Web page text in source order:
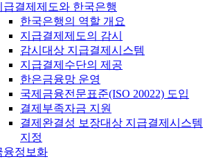
급결제제도와 한국은행
한국은행의 역할 개요
지급결제제도의 감시
감시대상 지급결제시스템
지급결제수단의 제공
한은금융망 운영
국제금융전문표준(ISO 20022) 도입
결제부족자금 지원
결제완결성 보장대상 지급결제시스템
지정
융정보화